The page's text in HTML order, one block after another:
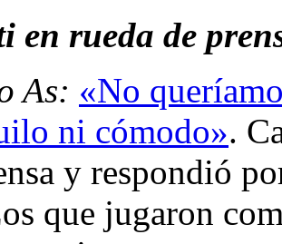
en rueda de
As: «No
ni cómodo».
y respondió
que jugaron